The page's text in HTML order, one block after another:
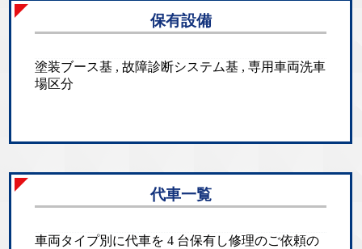
保有設備
塗装ブース基 , 故障診断システム基 , 専用車両洗車
場区分
代車一覧
車両タイプ別に代車を 4 台保有し修理のご依頼の